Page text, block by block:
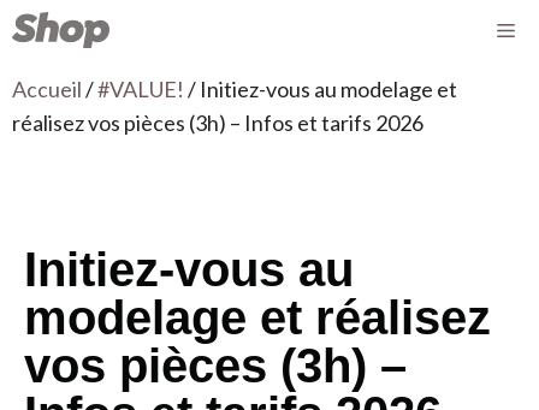
Accueil/#VALUE! / Initiez-vous au modelage et
réalisez vos pièces (3h) – Infos et tarifs 2026
Initiez-vous au
modelage et réalisez
vos pièces (3h) –